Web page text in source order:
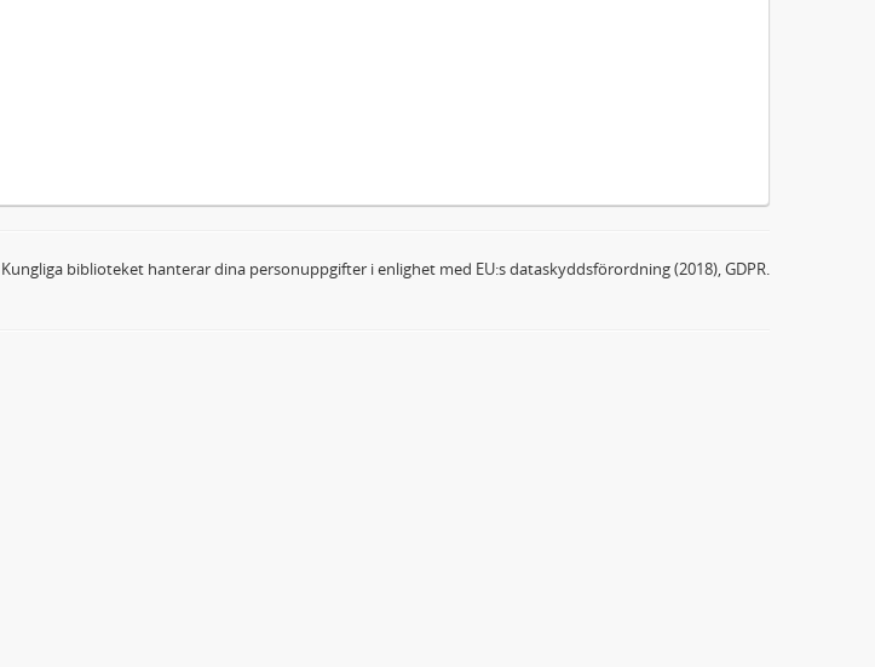
Kungliga biblioteket hanterar dina personuppgifter i enlighet med EU:s dataskyddsförordning (2018), GDPR.